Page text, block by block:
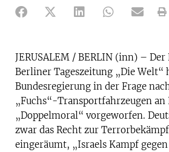
JERUSALEM / BERLIN (inn) –
Berliner Tageszeitung „Die Welt“
Bundesregierung in der Frage
„Fuchs“-Transportfahrzeugen an
„Doppelmoral“ vorgeworfen.
zwar das Recht zur
eingeräumt, „Israels Kampf